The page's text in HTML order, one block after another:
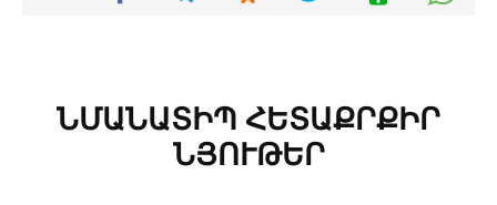
ՆՄԱՆԱՏԻՊ ՀԵՏԱՔՐՔԻՐ
ՆՅՈՒԹԵՐ